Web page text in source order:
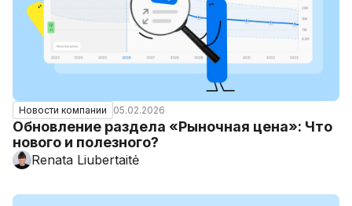
Новости компании 05.02.2026
Обновление раздела «Рыночная цена»: Что
нового и полезного?
Renata Liubertaitė